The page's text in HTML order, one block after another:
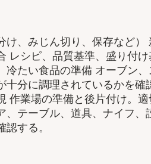
、みじん切り、保存など）
レシピ、品質基準、盛り付
たい食品の準備 オーブン、
分に調理されているかを確
作業場の準備と後片付け。
テーブル、道具、ナイフ、
する。